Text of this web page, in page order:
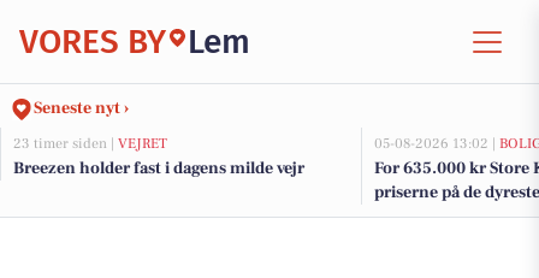
VORES BY Lem
Seneste nyt ›
23 timer siden | VEJRET
Breezen holder fast i dagens milde vejr
05-08-2026 13:02 |
For 635.000 kr Store
priserne på de